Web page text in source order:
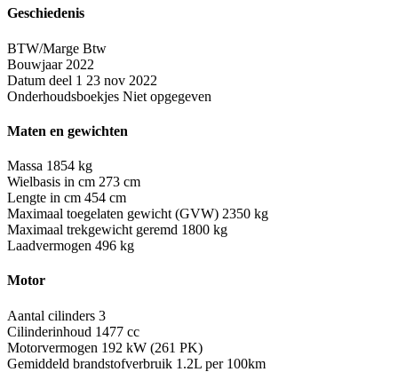
Geschiedenis
BTW/Marge Btw
Bouwjaar 2022
Datum deel 1 23 nov 2022
Onderhoudsboekjes Niet opgegeven
Maten en gewichten
Massa 1854 kg
Wielbasis in cm 273 cm
Lengte in cm 454 cm
Maximaal toegelaten gewicht (GVW) 2350 kg
Maximaal trekgewicht geremd 1800 kg
Laadvermogen 496 kg
Motor
Aantal cilinders 3
Cilinderinhoud 1477 cc
Motorvermogen 192 kW (261 PK)
Gemiddeld brandstofverbruik 1.2L per 100km